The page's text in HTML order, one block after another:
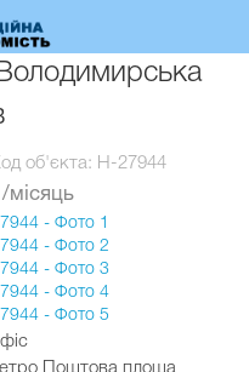
об'єкта: H-27944
/місяць